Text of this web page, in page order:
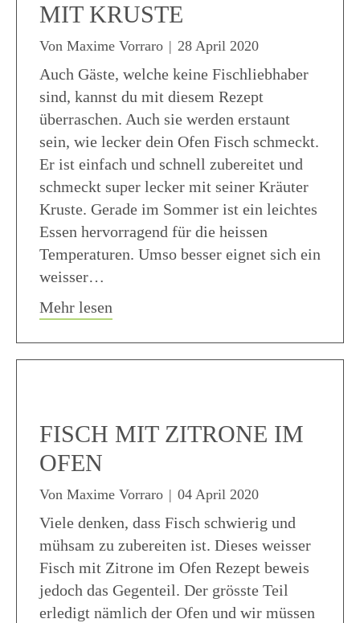
MIT KRUSTE
Von Maxime Vorraro | 28 April 2020
Auch Gäste, welche keine Fischliebhaber
sind, kannst du mit diesem Rezept
überraschen. Auch sie werden erstaunt
sein, wie lecker dein Ofen Fisch schmeckt.
Er ist einfach und schnell zubereitet und
schmeckt super lecker mit seiner Kräuter
Kruste. Gerade im Sommer ist ein leichtes
Essen hervorragend für die heissen
Temperaturen. Umso besser eignet sich ein
weisser…
Mehr lesen
FISCH MIT ZITRONE IM
OFEN
Von Maxime Vorraro | 04 April 2020
Viele denken, dass Fisch schwierig und
mühsam zu zubereiten ist. Dieses weisser
Fisch mit Zitrone im Ofen Rezept beweis
jedoch das Gegenteil. Der grösste Teil
erledigt nämlich der Ofen und wir müssen